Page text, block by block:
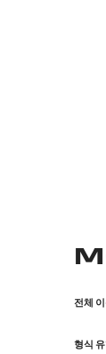
전체
형식